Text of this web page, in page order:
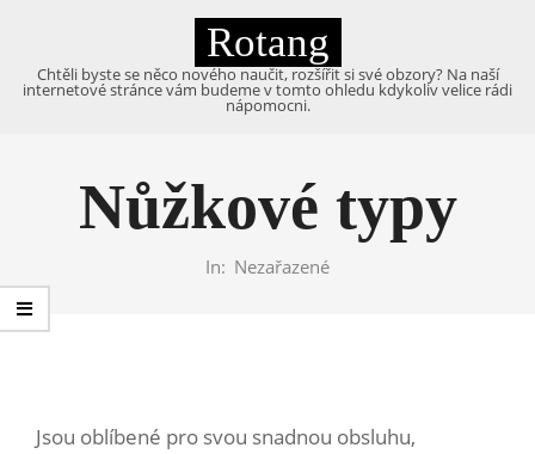
content
Rotang
Chtěli byste se něco nového naučit, rozšířit si své obzory? Na naší
internetové stránce vám budeme v tomto ohledu kdykoliv velice rádi
nápomocni.
Nůžkové typy
In: Nezařazené
Jsou oblíbené pro svou snadnou obsluhu,